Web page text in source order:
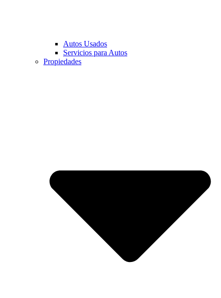
Autos Usados
Servicios para Autos
Propiedades